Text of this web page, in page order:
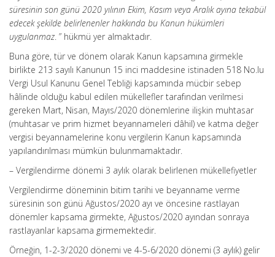
süresinin son günü 2020 yılının Ekim, Kasım veya Aralık ayına tekabül
edecek şekilde belirlenenler hakkında bu Kanun hükümleri
uygulanmaz. ” hükmü yer almaktadır.
Buna göre, tür ve dönem olarak Kanun kapsamına girmekle
birlikte 213 sayılı Kanunun 15 inci maddesine istinaden 518 No.lu
Vergi Usul Kanunu Genel Tebliği kapsamında mücbir sebep
hâlinde olduğu kabul edilen mükellefler tarafından verilmesi
gereken Mart, Nisan, Mayıs/2020 dönemlerine ilişkin muhtasar
(muhtasar ve prim hizmet beyannameleri dâhil) ve katma değer
vergisi beyannamelerine konu vergilerin Kanun kapsamında
yapılandırılması mümkün bulunmamaktadır.
– Vergilendirme dönemi 3 aylık olarak belirlenen mükellefiyetler
Vergilendirme döneminin bitim tarihi ve beyanname verme
süresinin son günü Ağustos/2020 ayı ve öncesine rastlayan
dönemler kapsama girmekte, Ağustos/2020 ayından sonraya
rastlayanlar kapsama girmemektedir.
Örneğin, 1-2-3/2020 dönemi ve 4-5-6/2020 dönemi (3 aylık) gelir